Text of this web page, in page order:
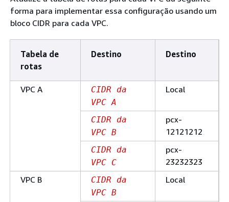
forma para implementar essa configuração usando um
bloco CIDR para cada VPC.
Tabela de
rotas
Destino Destino
VPC A
CIDR da
VPC A
Local
CIDR da
VPC B
pcx-
12121212
CIDR da
VPC C
pcx-
23232323
VPC B
CIDR da
VPC B
Local